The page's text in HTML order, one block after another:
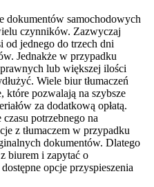
dokumentów samochodowych
czynników. Zazwyczaj
od jednego do trzech dni
Jednakże w przypadku
lub większej ilości
Wiele biur tłumaczeń
które pozwalają na szybsze
za dodatkową opłatą.
potrzebnego na
z tłumaczem w przypadku
dokumentów. Dlatego
biurem i zapytać o
opcje przyspieszenia